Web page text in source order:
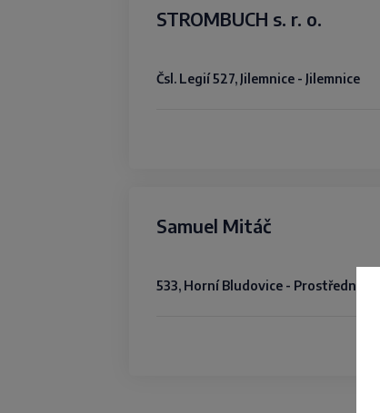
STROMBUCH s. r. o.
Čsl. Legií 527, Jilemnice - Jilemnice
Samuel Mitáč
533, Horní Bludovice - Prostřední B